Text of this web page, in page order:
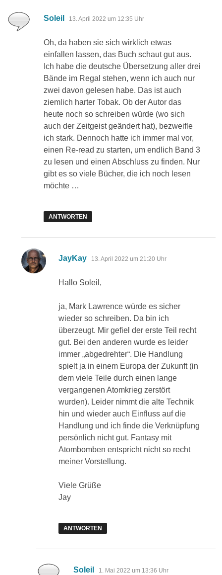
Soleil sagt:
13. April 2022 um 12:35 Uhr
Oh, da haben sie sich wirklich etwas
einfallen lassen, das Buch schaut gut aus.
Ich habe die deutsche Übersetzung aller drei
Bände im Regal stehen, wenn ich auch nur
zwei davon gelesen habe. Das ist auch
ziemlich harter Tobak. Ob der Autor das
heute noch so schreiben würde (wo sich
auch der Zeitgeist geändert hat), bezweifle
ich stark. Dennoch hatte ich immer mal vor,
einen Re-read zu starten, um endlich Band 3
zu lesen und einen Abschluss zu finden. Nur
gibt es so viele Bücher, die ich noch lesen
möchte …
ANTWORTEN
JayKay sagt:
13. April 2022 um 21:20 Uhr
Hallo Soleil,
ja, Mark Lawrence würde es sicher
wieder so schreiben. Da bin ich
überzeugt. Mir gefiel der erste Teil recht
gut. Bei den anderen wurde es leider
immer „abgedrehter“. Die Handlung
spielt ja in einem Europa der Zukunft (in
dem viele Teile durch einen lange
vergangenen Atomkrieg zerstört
wurden). Leider nimmt die alte Technik
hin und wieder auch Einfluss auf die
Handlung und ich finde die Verknüpfung
persönlich nicht gut. Fantasy mit
Atombomben entspricht nicht so recht
meiner Vorstellung.
Viele Grüße
Jay
ANTWORTEN
Soleil sagt:
1. Mai 2022 um 13:36 Uhr